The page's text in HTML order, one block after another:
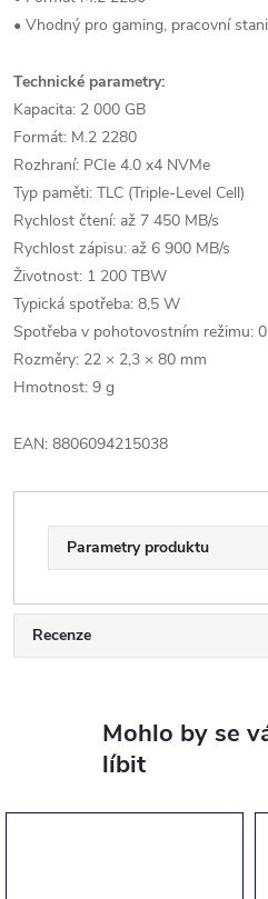
• Vhodný pro gaming, pracovní
Technické parametry:
Kapacita: 2 000 GB
Formát: M.2 2280
Rozhraní: PCIe 4.0 x4 NVMe
Typ paměti: TLC (Triple-Level Cell)
Rychlost čtení: až 7 450 MB/s
Rychlost zápisu: až 6 900 MB/s
Životnost: 1 200 TBW
Typická spotřeba: 8,5 W
Spotřeba v pohotovostním režimu:
Rozměry: 22 × 2,3 × 80 mm
Hmotnost: 9 g
EAN: 8806094215038
Parametry produktu
Recenze